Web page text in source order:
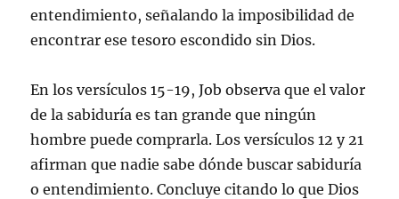
entendimiento, señalando la imposibilidad de
encontrar ese tesoro escondido sin Dios.
En los versículos 15-19, Job observa que el valor
de la sabiduría es tan grande que ningún
hombre puede comprarla. Los versículos 12 y 21
afirman que nadie sabe dónde buscar sabiduría
o entendimiento. Concluye citando lo que Dios